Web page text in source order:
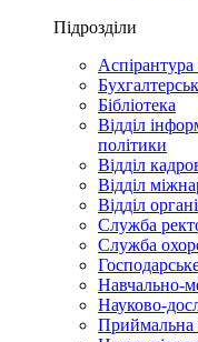
Підрозділи
Аспірантура
Бібліотека
Відділ
політики
Відділ
Відділ
Відділ
Служба
Служба
Навчально-
Науково-
Приймальна